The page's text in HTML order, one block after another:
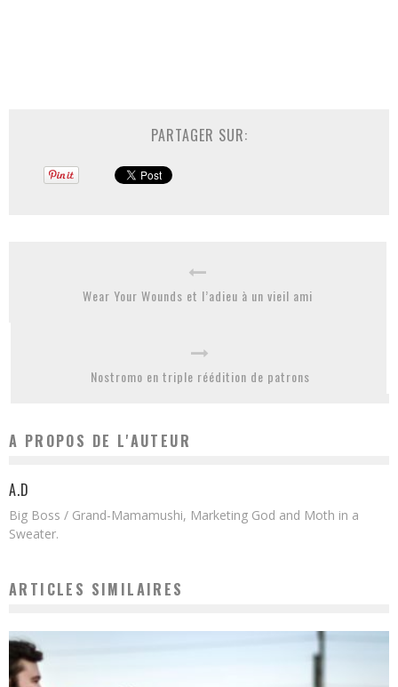
PARTAGER SUR:
Wear Your Wounds et l’adieu à un vieil ami
Nostromo en triple réédition de patrons
A PROPOS DE L'AUTEUR
A.D
Big Boss / Grand-Mamamushi, Marketing God and Moth in a
Sweater.
ARTICLES SIMILAIRES